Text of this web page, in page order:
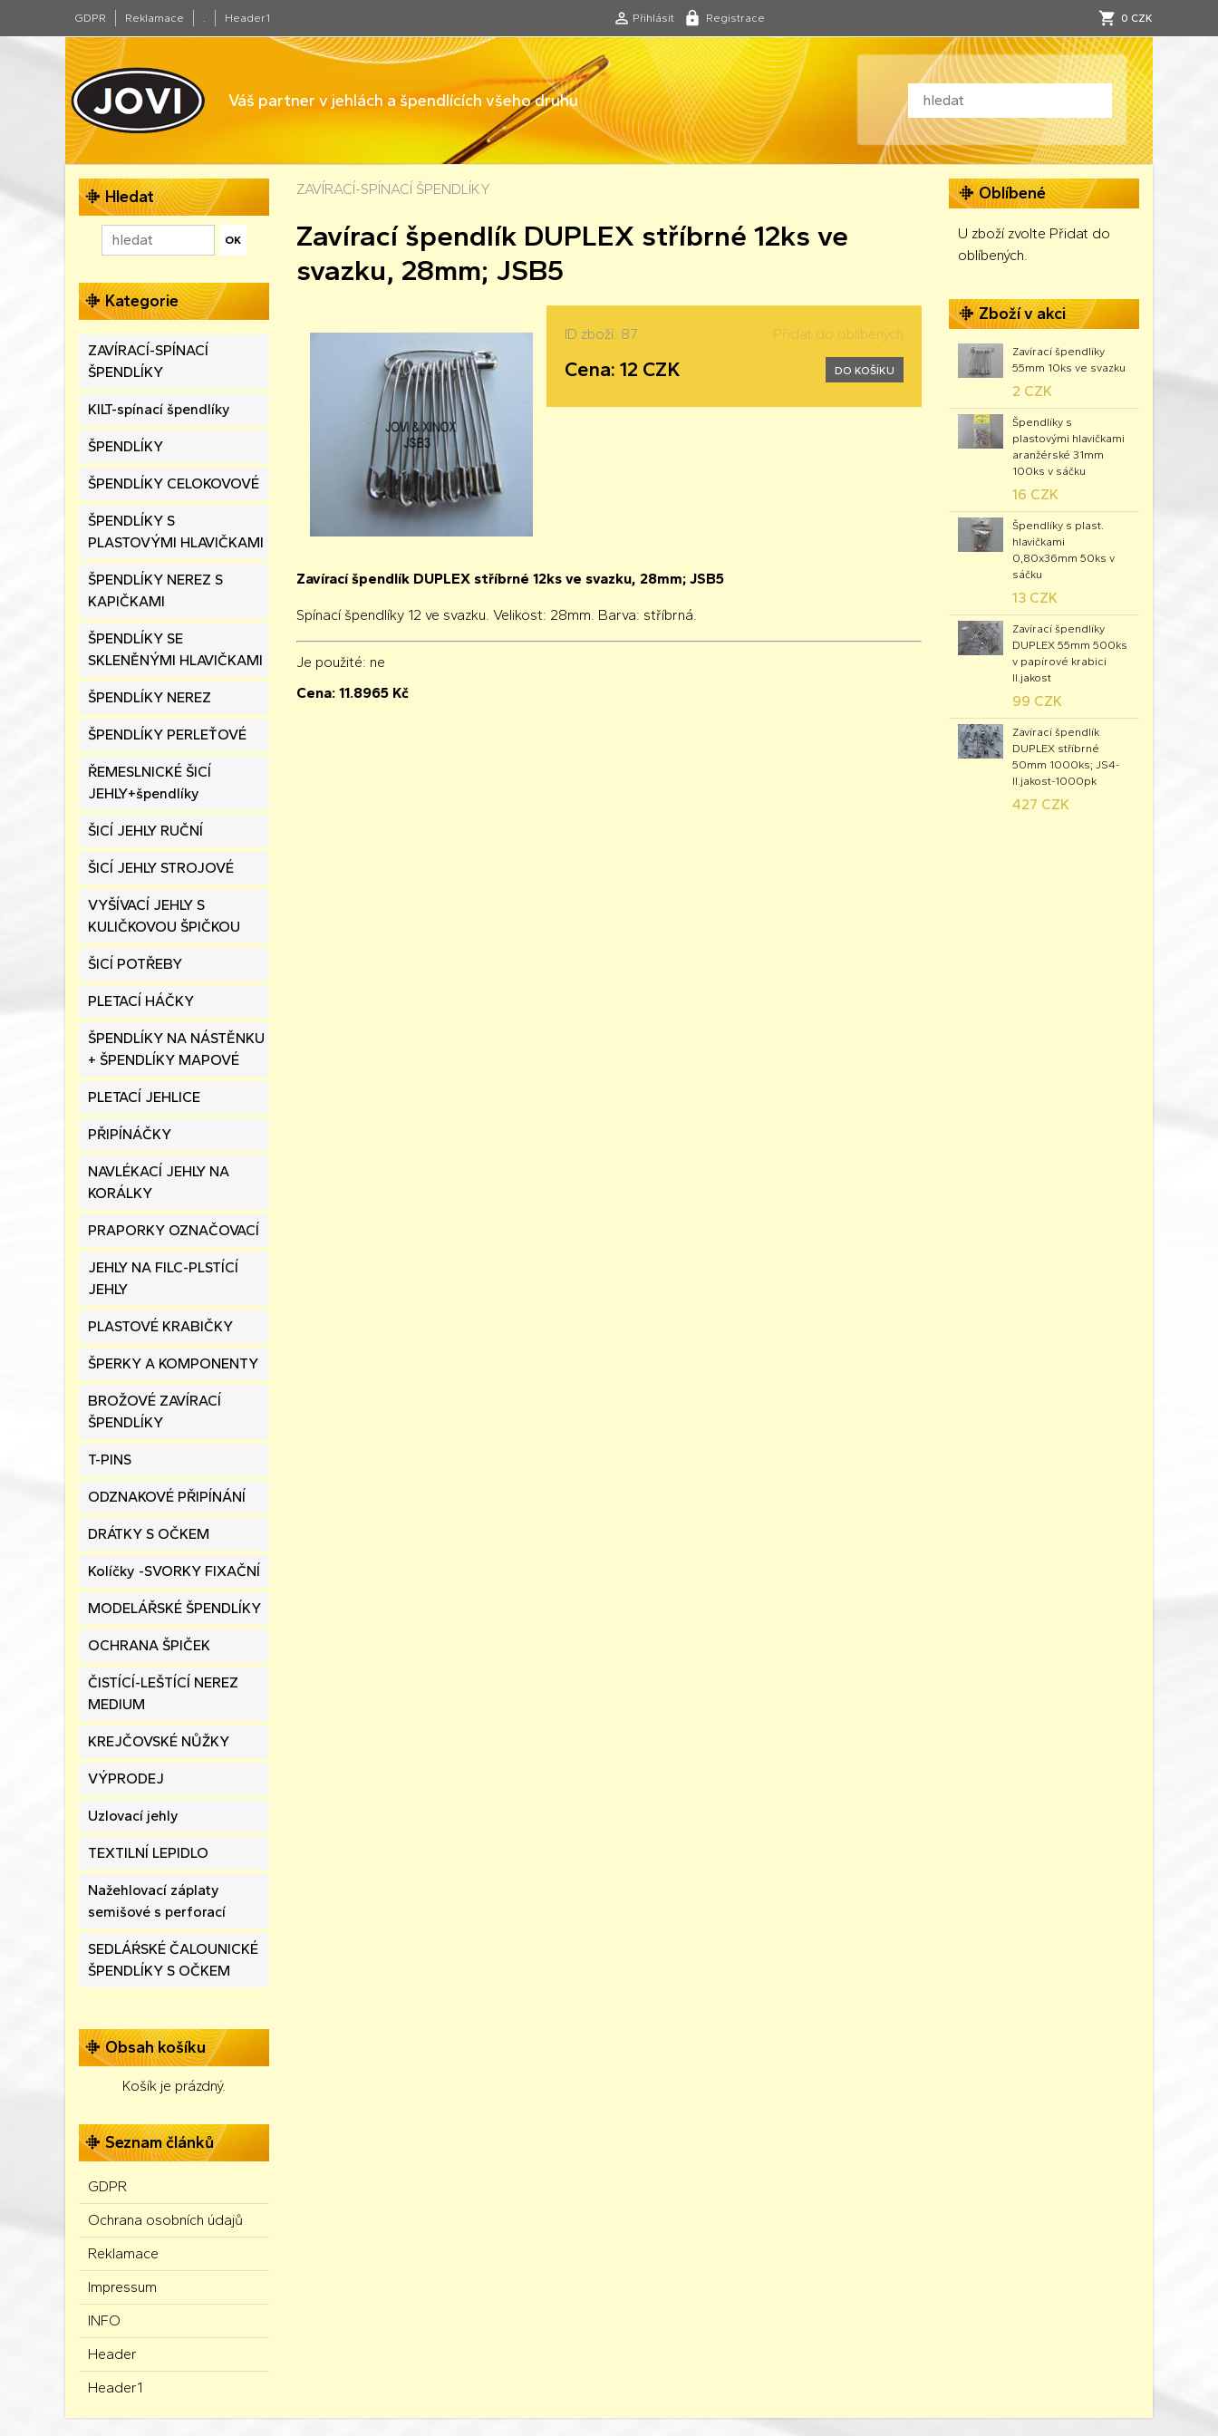
GDPR Reklamace . Header1 Přihlásit Registrace 0 CZK
Váš partner v jehlách a špendlících všeho druhu
Hledat
Kategorie
ZAVÍRACÍ-SPÍNACÍ
ŠPENDLÍKY
KILT-spínací špendlíky
ŠPENDLÍKY
ŠPENDLÍKY CELOKOVOVÉ
ŠPENDLÍKY S
PLASTOVÝMI HLAVIČKAMI
ŠPENDLÍKY NEREZ S
KAPIČKAMI
ŠPENDLÍKY SE
SKLENĚNÝMI HLAVIČKAMI
ŠPENDLÍKY NEREZ
ŠPENDLÍKY PERLEŤOVÉ
ŘEMESLNICKÉ ŠICÍ
JEHLY+špendlíky
ŠICÍ JEHLY RUČNÍ
ŠICÍ JEHLY STROJOVÉ
VYŠÍVACÍ JEHLY S
KULIČKOVOU ŠPIČKOU
ŠICÍ POTŘEBY
PLETACÍ HÁČKY
ŠPENDLÍKY NA NÁSTĚNKU
+ ŠPENDLÍKY MAPOVÉ
PLETACÍ JEHLICE
PŘIPÍNÁČKY
NAVLÉKACÍ JEHLY NA
KORÁLKY
PRAPORKY OZNAČOVACÍ
JEHLY NA FILC-PLSTÍCÍ
JEHLY
PLASTOVÉ KRABIČKY
ŠPERKY A KOMPONENTY
BROŽOVÉ ZAVÍRACÍ
ŠPENDLÍKY
T-PINS
ODZNAKOVÉ PŘIPÍNÁNÍ
DRÁTKY S OČKEM
Kolíčky -SVORKY FIXAČNÍ
MODELÁŘSKÉ ŠPENDLÍKY
OCHRANA ŠPIČEK
ČISTÍCÍ-LEŠTÍCÍ NEREZ
MEDIUM
KREJČOVSKÉ NŮŽKY
VÝPRODEJ
Uzlovací jehly
TEXTILNÍ LEPIDLO
Nažehlovací záplaty
semišové s perforací
SEDLÁŔSKÉ ČALOUNICKÉ
ŠPENDLÍKY S OČKEM
Obsah košíku
Košík je prázdný.
Seznam článků
GDPR
Ochrana osobních údajů
Reklamace
Impressum
INFO
Header
Header1
ZAVÍRACÍ-SPÍNACÍ ŠPENDLÍKY
Zavírací špendlík DUPLEX stříbrné 12ks ve
svazku, 28mm; JSB5
ID zboží: 87 Přidat do oblíbených
Cena: 12 CZK DO KOŠÍKU
Zavírací špendlík DUPLEX stříbrné 12ks ve svazku, 28mm; JSB5
Spínací špendlíky 12 ve svazku. Velikost: 28mm. Barva: stříbrná.
Je použité: ne
Cena: 11.8965 Kč
Oblíbené
U zboží zvolte Přidat do
oblíbených.
Zboží v akci
Zavírací špendlíky
55mm 10ks ve svazku
2 CZK
Špendlíky s
plastovými hlavičkami
aranžérské 31mm
100ks v sáčku
16 CZK
Špendlíky s plast.
hlavičkami
0,80x36mm 50ks v
sáčku
13 CZK
Zavírací špendlíky
DUPLEX 55mm 500ks
v papírové krabici
II.jakost
99 CZK
Zavírací špendlík
DUPLEX stříbrné
50mm 1000ks; JS4-
II.jakost-1000pk
427 CZK